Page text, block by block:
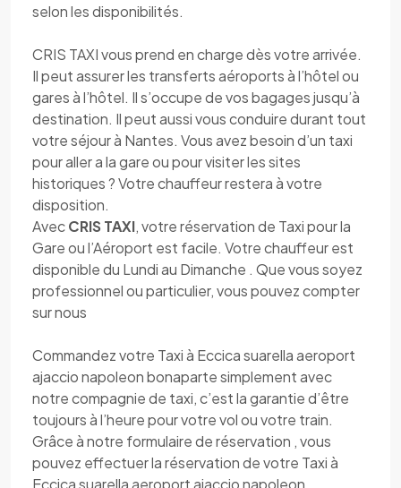
selon les disponibilités.
CRIS TAXI vous prend en charge dès votre arrivée.
Il peut assurer les transferts aéroports à l’hôtel ou
gares à l’hôtel. Il s’occupe de vos bagages jusqu’à
destination. Il peut aussi vous conduire durant tout
votre séjour à Nantes. Vous avez besoin d’un taxi
pour aller a la gare ou pour visiter les sites
historiques ? Votre chauffeur restera à votre
disposition.
AvecCRIS TAXI, votre réservation de Taxi pour la
Gare ou l’Aéroport est facile. Votre chauffeur est
disponible du Lundi au Dimanche . Que vous soyez
professionnel ou particulier, vous pouvez compter
sur nous
Commandez votre Taxi à Eccica suarella aeroport
ajaccio napoleon bonaparte simplement avec
notre compagnie de taxi, c’est la garantie d’être
toujours à l’heure pour votre vol ou votre train.
Grâce à notre formulaire de réservation , vous
pouvez effectuer la réservation de votre Taxi à
Eccica suarella aeroport ajaccio napoleon